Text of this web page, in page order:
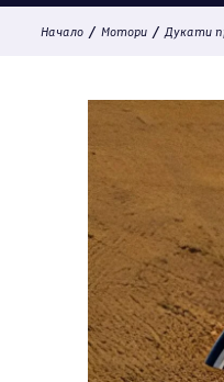
Начало / Мотори /Дукати